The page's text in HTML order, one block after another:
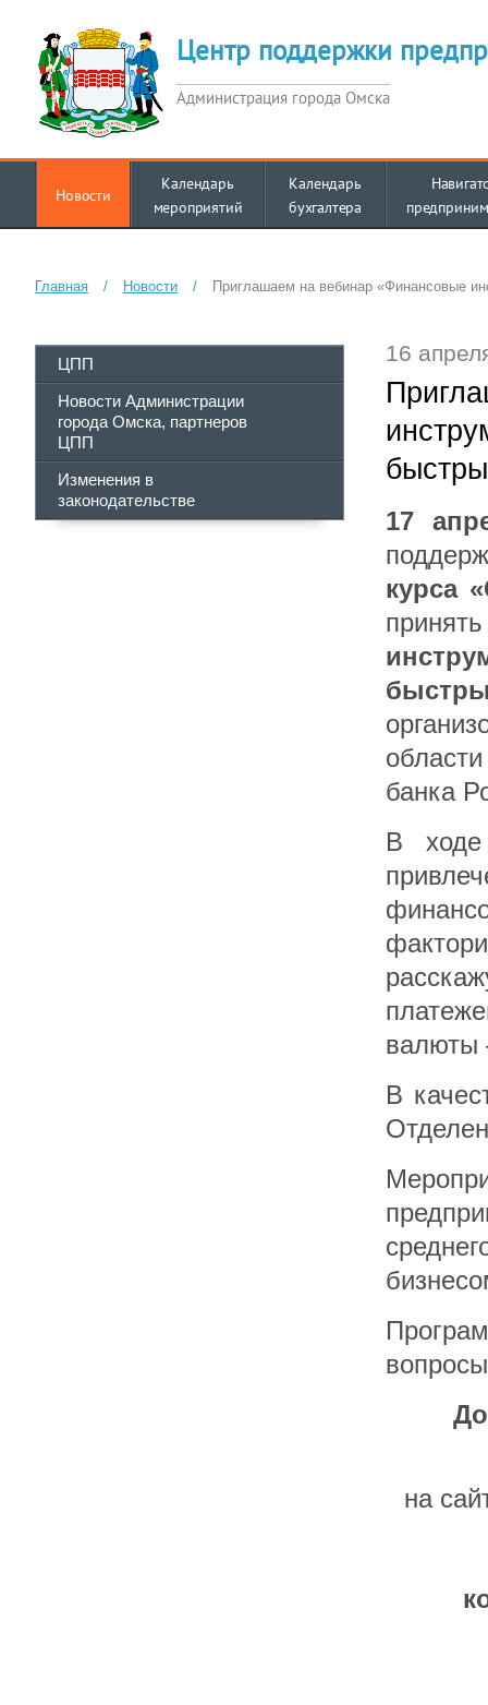
Центр поддержки
Администрация города Омска
Новости
Календарь
мероприятий
Календарь
бухгалтера
Главная / Новости / Приглашаем на вебинар «Финансовые
ЦПП
Новости Администрации
города Омска, партнеров
ЦПП
Изменения в
законодательстве
16
17
курса
банка
В ходе
валюты
В
на